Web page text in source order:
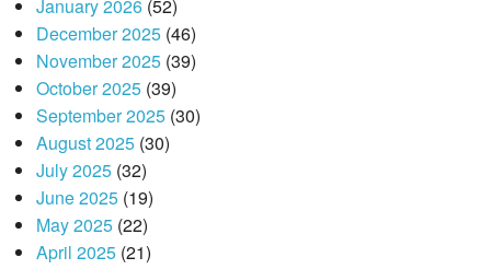
January 2026(52)
December 2025(46)
November 2025(39)
October 2025(39)
September 2025(30)
August 2025(30)
July 2025(32)
June 2025(19)
May 2025(22)
April 2025(21)